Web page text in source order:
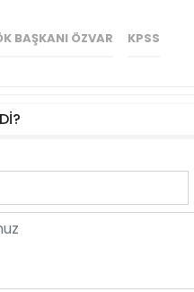
BAŞKANI ÖZVAR KPSS